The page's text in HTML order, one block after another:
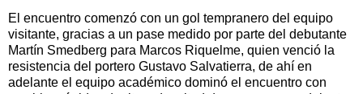
El encuentro comenzó con un gol tempranero del equipo
visitante, gracias a un pase medido por parte del debutante
Martín Smedberg para Marcos Riquelme, quien venció la
resistencia del portero Gustavo Salvatierra, de ahí en
adelante el equipo académico dominó el encuentro con